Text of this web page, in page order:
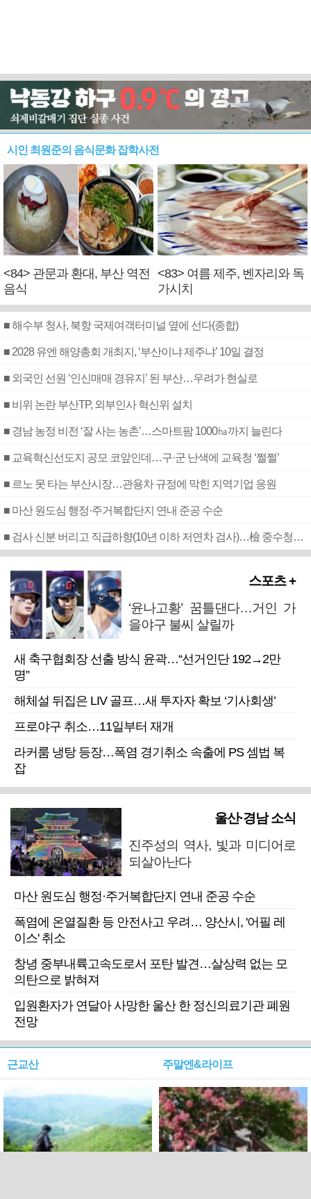
시인 최원준의 음식문화 잡학사전
<84> 관문과 환대, 부산 역전
음식
<83> 여름 제주, 벤자리와 독
가시치
■ 해수부 청사, 북항 국제여객터미널 옆에 선다(종합)
■ 2028 유엔 해양총회 개최지, ‘부산이냐 제주냐’ 10일 결정
■ 외국인 선원 ‘인신매매 경유지’ 된 부산…우려가 현실로
■ 비위 논란 부산TP, 외부인사 혁신위 설치
■ 경남 농정 비전 ‘잘 사는 농촌’…스마트팜 1000㏊까지 늘린다
■ 교육혁신선도지 공모 코앞인데…구·군 난색에 교육청 ‘쩔쩔’
■ 르노 못 타는 부산시장…관용차 규정에 막힌 지역기업 응원
■ 마산 원도심 행정·주거복합단지 연내 준공 수순
■ 검사 신분 버리고 직급하향(10년 이하 저연차 검사)…檢 중수청행 기피
스포츠 +
‘윤나고황’ 꿈틀댄다…거인 가
을야구 불씨 살릴까
새 축구협회장 선출 방식 윤곽…“선거인단 192→2만
명”
해체설 뒤집은 LIV 골프…새 투자자 확보 ‘기사회생’
프로야구 취소…11일부터 재개
라커룸 냉탕 등장…폭염 경기취소 속출에 PS 셈법 복
잡
울산·경남 소식
진주성의 역사, 빛과 미디어로
되살아난다
마산 원도심 행정·주거복합단지 연내 준공 수순
폭염에 온열질환 등 안전사고 우려… 양산시, '어필 레
이스' 취소
창녕 중부내륙고속도로서 포탄 발견…살상력 없는 모
의탄으로 밝혀져
입원환자가 연달아 사망한 울산 한 정신의료기관 폐원
전망
근교산 주말엔&라이프